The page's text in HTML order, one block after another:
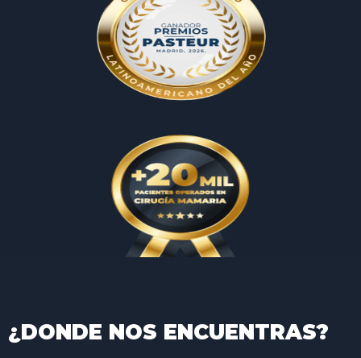
¿DONDE NOS ENCUENTRAS?